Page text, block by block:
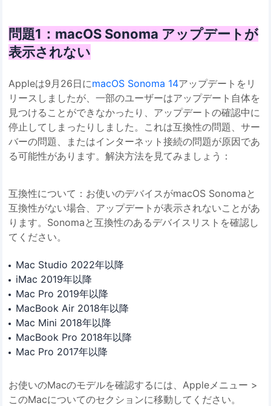
問題1：macOS Sonoma アップデートが
表示されない
Appleは9月26日にmacOS Sonoma 14アップデートをリ
リースしましたが、一部のユーザーはアップデート自体を
見つけることができなかったり、アップデートの確認中に
停止してしまったりしました。これは互換性の問題、サー
バーの問題、またはインターネット接続の問題が原因であ
る可能性があります。解決方法を見てみましょう：
互換性について：お使いのデバイスがmacOS Sonomaと
互換性がない場合、アップデートが表示されないことがあ
ります。Sonomaと互換性のあるデバイスリストを確認し
てください。
Mac Studio 2022年以降
iMac 2019年以降
Mac Pro 2019年以降
MacBook Air 2018年以降
Mac Mini 2018年以降
MacBook Pro 2018年以降
Mac Pro 2017年以降
お使いのMacのモデルを確認するには、Appleメニュー >
このMacについてのセクションに移動してください。